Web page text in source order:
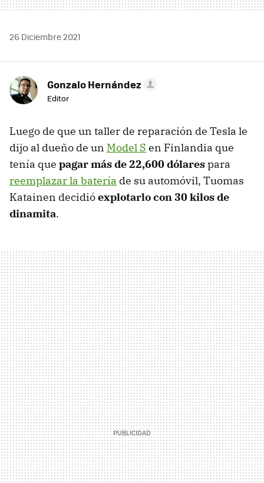
26 Diciembre 2021
Gonzalo Hernández
Editor
Luego de que un taller de reparación de Tesla le
dijo al dueño de un Model S en Finlandia que
tenía que pagar más de 22,600 dólarespara
reemplazar la batería de su automóvil, Tuomas
Katainen decidióexplotarlo con 30 kilos de
dinamita.